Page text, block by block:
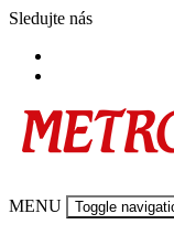
Skip
content
Sledujte nás
Metropola-
MENU Toggle